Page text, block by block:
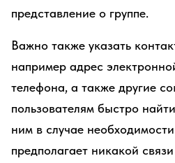
представление о группе.
Важно также указать
например адрес
телефона, а также другие
пользователям быстро
ним в случае
предполагает никакой